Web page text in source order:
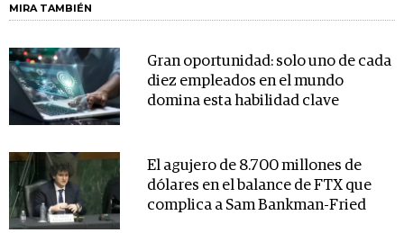
MIRA TAMBIÉN
Gran oportunidad: solo uno de cada
diez empleados en el mundo
domina esta habilidad clave
El agujero de 8.700 millones de
dólares en el balance de FTX que
complica a Sam Bankman-Fried